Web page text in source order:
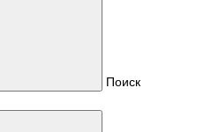
Поиск